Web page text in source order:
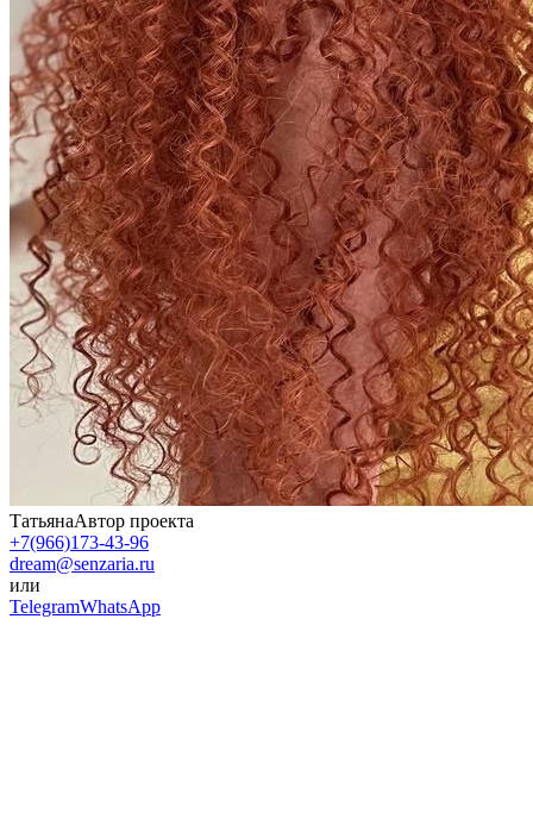
ТатьянаАвтор проекта
+7(966)173-43-96
dream@senzaria.ru
или
TelegramWhatsApp